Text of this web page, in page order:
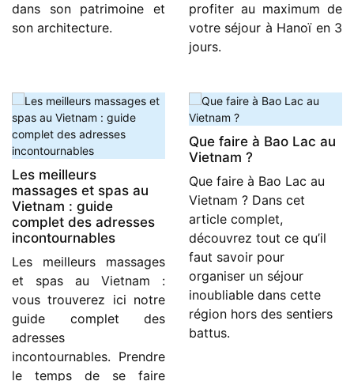
dans son patrimoine et
son architecture.
profiter au maximum de
votre séjour à Hanoï en 3
jours.
Les meilleurs
massages et spas au
Vietnam : guide
complet des adresses
incontournables
Les meilleurs massages
et spas au Vietnam :
vous trouverez ici notre
guide complet des
adresses
incontournables. Prendre
le temps de se faire
Que faire à Bao Lac au
Vietnam ?
Que faire à Bao Lac au
Vietnam ? Dans cet
article complet,
découvrez tout ce qu’il
faut savoir pour
organiser un séjour
inoubliable dans cette
région hors des sentiers
battus.